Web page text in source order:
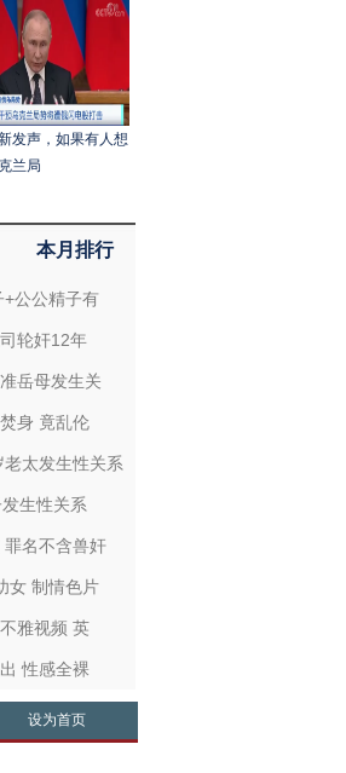
发声，如果有人想
兰局
本月排行
公公精子有
轮奸12年
岳母发生关
身 竟乱伦
太发生性关系
生性关系
名不含兽奸
女 制情色片
雅视频 英
性感全裸
设为首页